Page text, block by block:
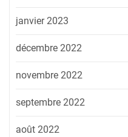
janvier 2023
décembre 2022
novembre 2022
septembre 2022
août 2022